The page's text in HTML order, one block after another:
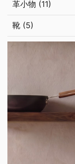
革小物 (11)
靴 (5)